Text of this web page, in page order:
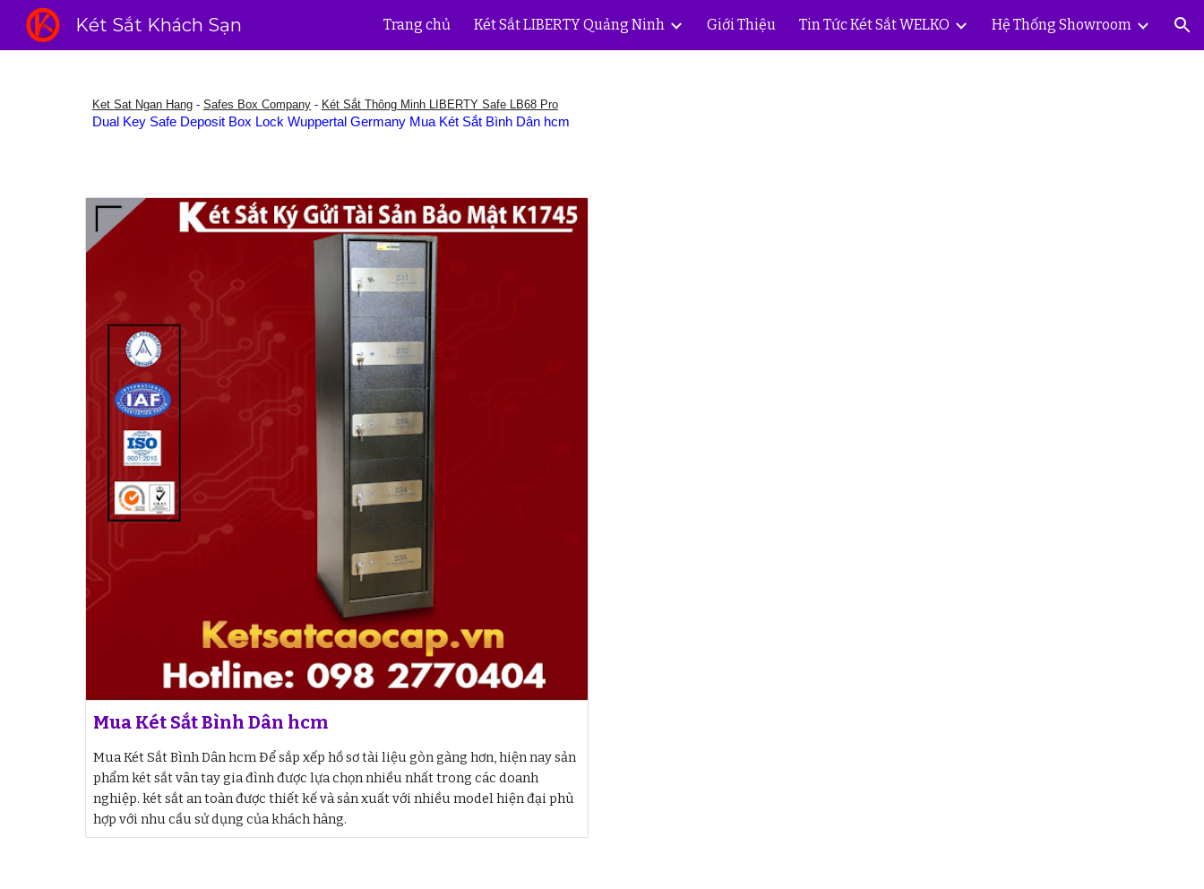
Skip to main content Skip to navigation
Két Sắt Khách Sạn Trang chủ Két Sắt LIBERTY Quảng Ninh Giới Thiệu Tin Tức Két Sắt WELKO Hệ Thống Showroom
Ket Sat Ngan Hang- Safes Box Company- Két Sắt Thông Minh LIBERTY Safe LB68 Pro
Dual Key Safe Deposit Box Lock Wuppertal Germany Mua Két Sắt Bình Dân hcm
Mua Két Sắt Bình Dân hcm
Mua Két Sắt Bình Dân hcm Để sắp xếp hồ sơ tài liệu gòn gàng hơn, hiện nay sản
phẩm két sắt vân tay gia đình được lựa chọn nhiều nhất trong các doanh
nghiệp. két sắt an toàn được thiết kế và sản xuất với nhiều model hiện đại phù
hợp với nhu cầu sử dụng của khách hàng.